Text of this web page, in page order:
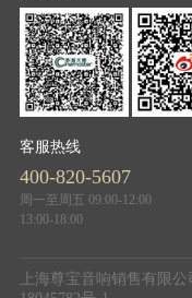
客服热线
400-820-5607
周一至周五 09:00-12:00
13:00-18:00
上海尊宝音响销售有限公